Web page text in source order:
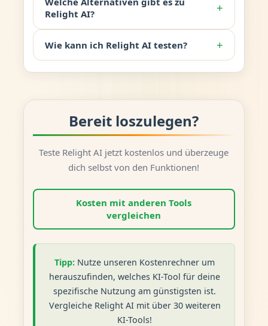
Relight AI?
+
Wie kann ich Relight AI testen? +
Bereit loszulegen?
Teste Relight AI jetzt kostenlos und überzeuge
dich selbst von den Funktionen!
Kosten mit anderen Tools
vergleichen
Tipp: Nutze unseren Kostenrechner um
herauszufinden, welches KI-Tool für deine
spezifische Nutzung am günstigsten ist.
Vergleiche Relight AI mit über 30 weiteren
KI-Tools!